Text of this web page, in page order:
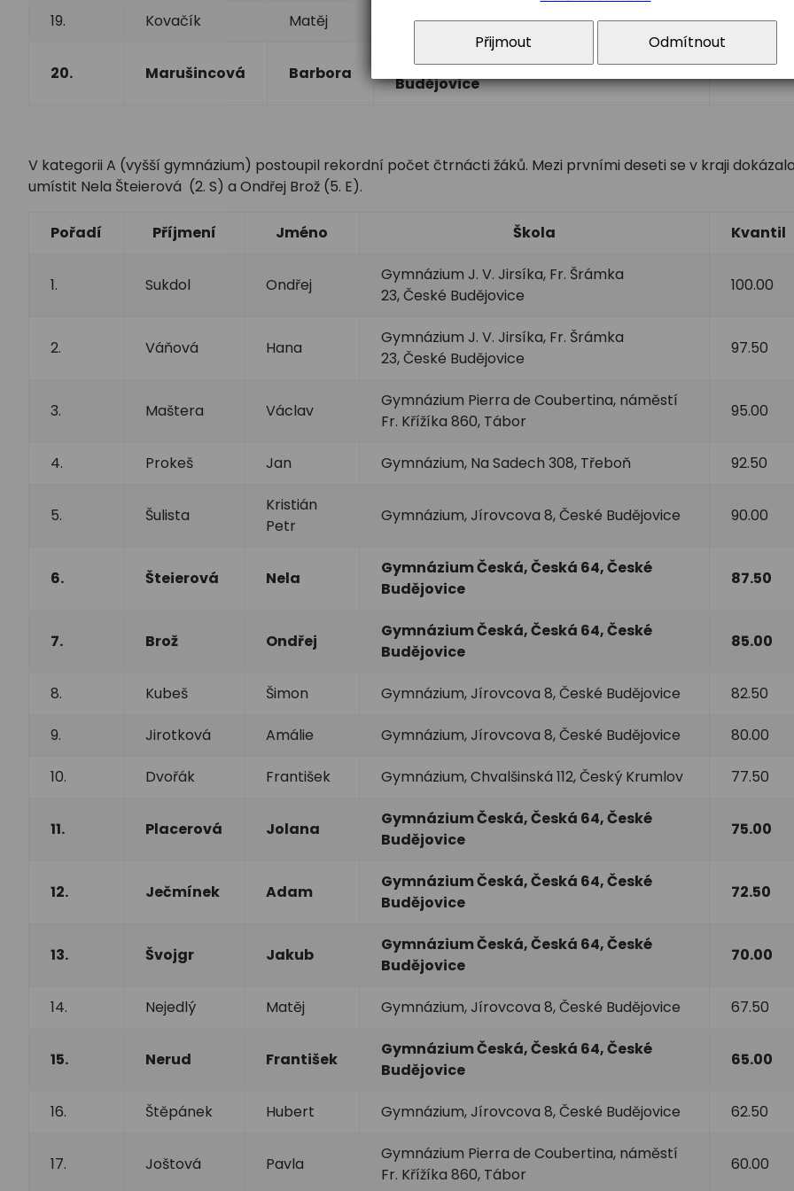
19. Kovačík Matěj ZŠ, O. Nedbala 30, České Budějovice 51.35
20. Marušincová Barbora
Gymnázium Česká, Česká 64, České
Budějovice
V kategorii A (vyšší gymnázium) postoupil rekordní počet čtrnácti žáků. Mezi prvními deseti se v kraji
umístit Nela Šteierová (2. S) a Ondřej Brož (5. E).
Pořadí Příjmení Jméno Škola Kvantil
1. Sukdol Ondřej
Gymnázium J. V. Jirsíka, Fr. Šrámka
23, České Budějovice
100.00
2. Váňová Hana
Gymnázium J. V. Jirsíka, Fr. Šrámka
23, České Budějovice
97.50
3. Maštera Václav
Gymnázium Pierra de Coubertina, náměstí
Fr. Křížíka 860, Tábor
95.00
4. Prokeš Jan Gymnázium, Na Sadech 308, Třeboň 92.50
5. Šulista
Kristián
Petr
Gymnázium, Jírovcova 8, České Budějovice 90.00
6. Šteierová Nela
Gymnázium Česká, Česká 64, České
Budějovice
87.50
7. Brož Ondřej
Gymnázium Česká, Česká 64, České
Budějovice
85.00
8. Kubeš Šimon Gymnázium, Jírovcova 8, České Budějovice 82.50
9. Jirotková Amálie Gymnázium, Jírovcova 8, České Budějovice 80.00
10. Dvořák František Gymnázium, Chvalšinská 112, Český Krumlov 77.50
11. Placerová Jolana
Gymnázium Česká, Česká 64, České
Budějovice
75.00
12. Ječmínek Adam
Gymnázium Česká, Česká 64, České
Budějovice
72.50
13. Švojgr Jakub
Gymnázium Česká, Česká 64, České
Budějovice
70.00
14. Nejedlý Matěj Gymnázium, Jírovcova 8, České Budějovice 67.50
15. Nerud František
Gymnázium Česká, Česká 64, České
Budějovice
65.00
16. Štěpánek Hubert Gymnázium, Jírovcova 8, České Budějovice 62.50
17. Joštová Pavla
Gymnázium Pierra de Coubertina, náměstí
Fr. Křížíka 860, Tábor
60.00
Přijmout Odmítnout